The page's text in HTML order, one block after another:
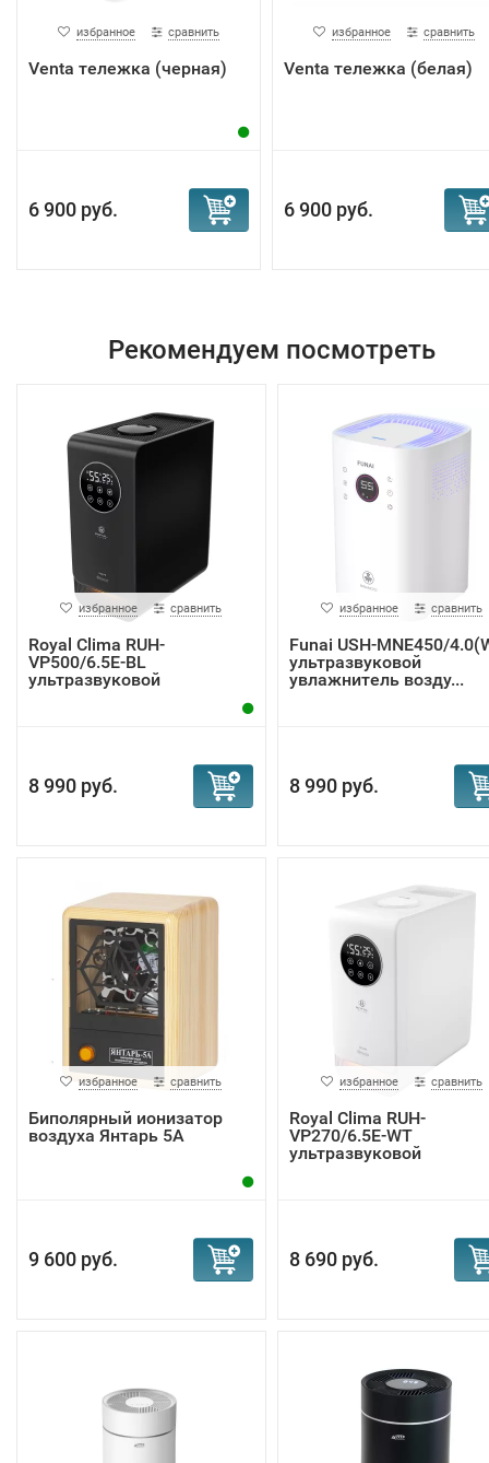
избранное сравнить
Venta тележка (черная)
6 900 руб.
избранное сравнить
Venta тележка (белая)
6 900 руб.
Рекомендуем посмотреть
избранное сравнить
Royal Clima RUH-
VP500/6.5E-BL
ультразвуковой
8 990 руб.
избранное сравнить
Funai USH-MNE450/
ультразвуковой
увлажнитель возду...
8 990 руб.
избранное сравнить
Биполярный ионизатор
воздуха Янтарь 5А
9 600 руб.
избранное сравнить
Royal Clima RUH-
VP270/6.5E-WT
ультразвуковой
8 690 руб.